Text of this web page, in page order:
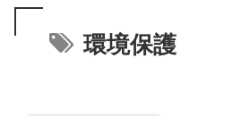
環境保護